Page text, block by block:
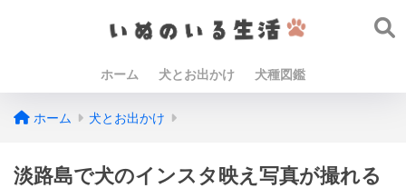
ホーム 犬とお出かけ 犬種図鑑
ホーム 犬とお出かけ
淡路島で犬のインスタ映え写真が撮れる